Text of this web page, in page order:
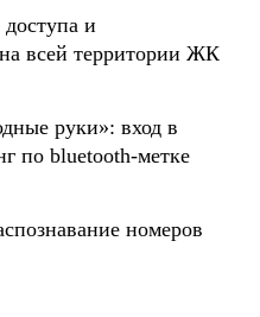
и
всей территории ЖК
руки»: вход в
по bluetooth-метке
номеров